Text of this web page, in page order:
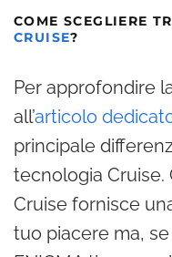
COME SCEGLIERE
CRUISE?
Per approfondire
all’articolo
principale
tecnologia Cruise.
Cruise fornisce
tuo piacere ma,